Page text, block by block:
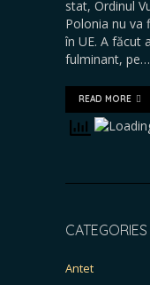
stat, Ordinul
Polonia nu va
în UE. A făcut
fulminant, pe…
READ MORE
CATEGORIES
Antet